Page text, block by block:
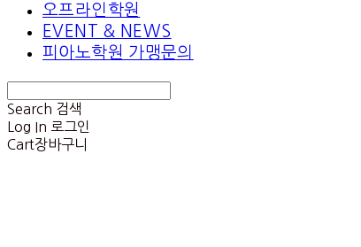
오프라인학원
EVENT & NEWS
피아노학원 가맹문의
Search 검색
Log In 로그인
Cart장바구니